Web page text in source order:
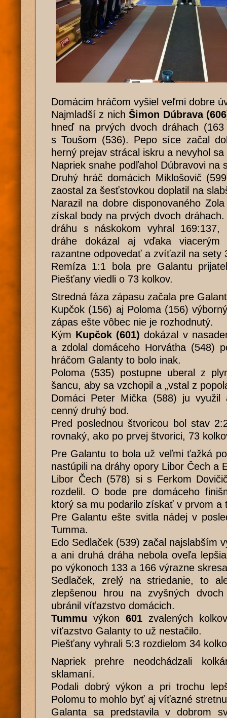
Domácim hráčom vyšiel veľmi dobre
Najmladší z nichŠimon Dúbrava
hneď na prvých dvoch dráhach
s Toušom (536). Pepo síce začal
herný prejav strácal iskru a nevyhol
Napriek snahe podľahol Dúbravovi na
Druhý hráč domácich Miklošovič
zaostal za šesťstovkou doplatil na
Narazil na dobre disponovaného
získal body na prvých dvoch
dráhu s náskokom vyhral 169:137,
dráhe dokázal aj vďaka viacerým
razantne odpovedať a zvíťazil na sety
Remíza 1:1 bola pre Galantu
Piešťany viedli o 73 kolkov.
Stredná fáza zápasu začala pre
Kupčok (156) aj Poloma (156)
zápas ešte vôbec nie je rozhodnutý.
Kým Kupčok (601) dokázal v
a zdolal domáceho Horvátha (548)
hráčom Galanty to bolo inak.
Poloma (535) postupne uberal z
šancu, aby sa vzchopil a „vstal z
Domáci Peter Mička (588) ju
cenný druhý bod.
Pred poslednou štvoricou bol stav
rovnaký, ako po prvej štvorici, 73
Pre Galantu to bola už veľmi ťažká
nastúpili na dráhy opory Libor Čech a
Libor Čech (578) si s Ferkom
rozdelil. O bode pre domáceho
ktorý sa mu podarilo získať v prvom a
Pre Galantu ešte svitla nádej v
Tumma.
Edo Sedlaček (539) začal najslabším
a ani druhá dráha nebola oveľa
po výkonoch 133 a 166 výrazne
Sedlaček, zrelý na striedanie, to
zlepšenou hrou na zvyšných
ubránil víťazstvo domácich.
Tummu výkon 601zvalených
víťazstvo Galanty to už nestačilo.
Piešťany vyhrali 5:3 rozdielom 34
Napriek prehre neodchádzali
sklamaní.
Podali dobrý výkon a pri trochu
Polomu to mohlo byť aj víťazné
Galanta sa predstavila v dobrom